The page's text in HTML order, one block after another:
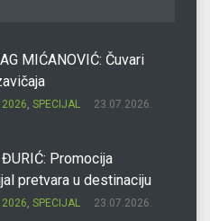
MIĆANOVIĆ: Čuvari
, SPECIJAL 23.07.2026.
ĐURIĆ: Promocija
pretvara u destinaciju
, SPECIJAL 23.07.2026.